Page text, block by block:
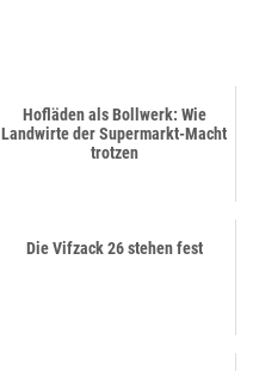
Hofläden als Bollwerk: Wie
Landwirte der Supermarkt-Macht
trotzen
Die Vifzack 26 stehen fest